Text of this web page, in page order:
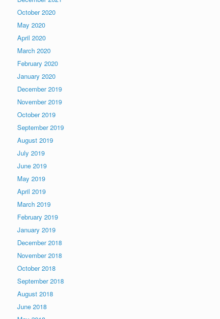
October 2020
May 2020
April 2020
March 2020
February 2020
January 2020
December 2019
November 2019
October 2019
September 2019
August 2019
July 2019
June 2019
May 2019
April 2019
March 2019
February 2019
January 2019
December 2018
November 2018
October 2018
September 2018
August 2018
June 2018